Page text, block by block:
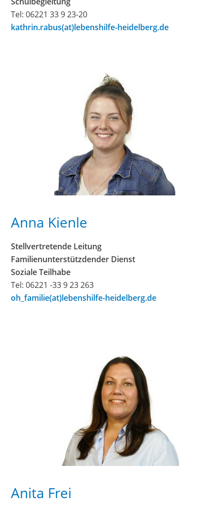
Tel: 06221 33 9 23-20
kathrin.rabus(at)lebenshilfe-heidelberg.de
Anna Kienle
Stellvertretende Leitung
Familienunterstützdender Dienst
Soziale Teilhabe
Tel: 06221 -33 9 23 263
oh_familie(at)lebenshilfe-heidelberg.de
Anita Frei